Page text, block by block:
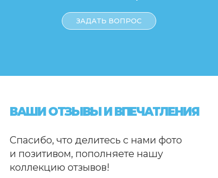
ЗАДАТЬ ВОПРОС
ВАШИ ОТЗЫВЫ И ВПЕЧАТЛЕНИЯ
Спасибо, что делитесь с нами фото
и позитивом, пополняете нашу
коллекцию отзывов!